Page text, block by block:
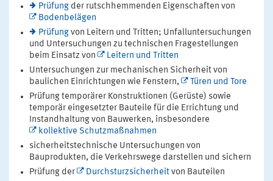
Prüfungder rutschhemmenden Eigenschaften von
Bodenbelägen
Prüfungvon Leitern und Tritten; Unfalluntersuchungen
und Untersuchungen zu technischen Fragestellungen
beim Einsatz von
Leitern und Tritten
Untersuchungen zur mechanischen Sicherheit von
baulichen Einrichtungen wie Fenstern,
Türen und Tore
Prüfung temporärer Konstruktionen (Gerüste) sowie
temporär eingesetzter Bauteile für die Errichtung und
Instandhaltung von Bauwerken, insbesondere
kollektive Schutzmaßnahmen
sicherheitstechnische Untersuchungen von
Bauprodukten, die Verkehrswege darstellen und sichern
Prüfung der
Durchsturzsicherheitvon Bauteilen